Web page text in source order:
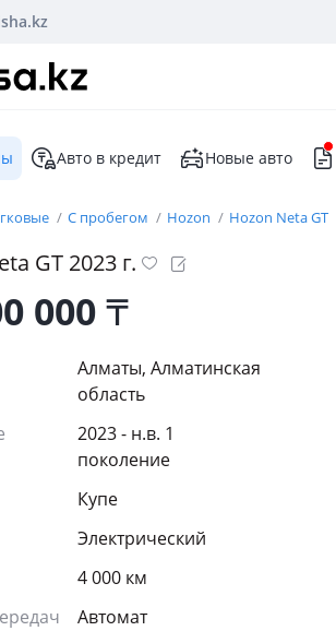
Авто в кредит Новые авто
С пробегом Hozon Hozon Neta GT
GT 2023 г.
000₸
Алматы, Алматинская
область
2023 - н.в. 1
поколение
Купе
Электрический
4 000 км
Автомат